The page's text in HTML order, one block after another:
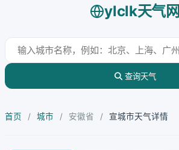
ylclk天气网
查询天气
首页 / 城市 / 安徽省 / 宣城市天气详情